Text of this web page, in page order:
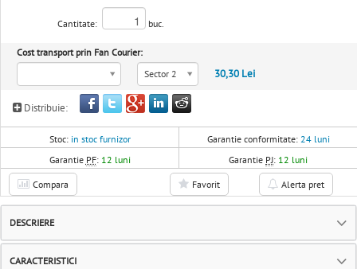
Cantitate: buc.
Cost transport prin Fan Courier:
Sector 2
30,30 Lei
Distribuie:
Stoc: in stoc furnizor Garantie conformitate: 24 luni
Garantie PF: 12 luni Garantie PJ: 12 luni
Compara Favorit Alerta pret
DESCRIERE
CARACTERISTICI